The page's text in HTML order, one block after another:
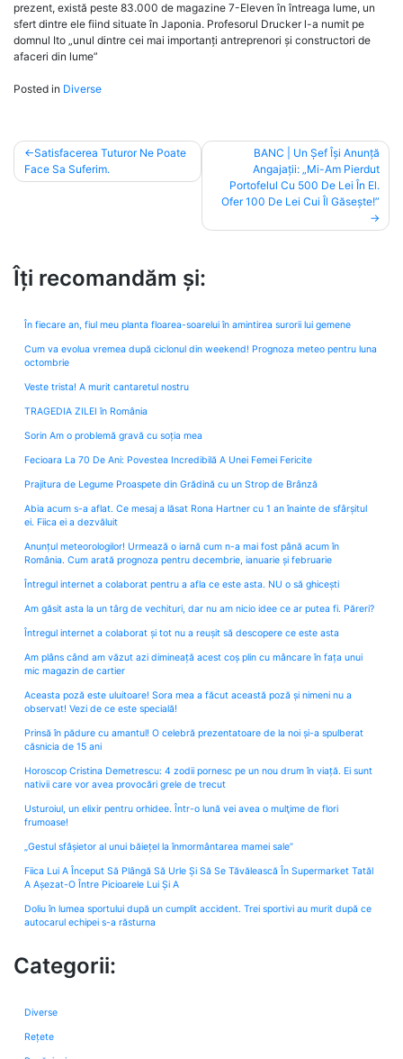
prezent, există peste 83.000 de magazine 7-Eleven în întreaga lume, un
sfert dintre ele fiind situate în Japonia. Profesorul Drucker l-a numit pe
domnul Ito „unul dintre cei mai importanți antreprenori și constructori de
afaceri din lume”
Posted in Diverse
Post
navigation
Satisfacerea Tuturor Ne Poate
Face Sa Suferim.
BANC | Un Șef Își Anunță
Angajații: „Mi-Am Pierdut
Portofelul Cu 500 De Lei În El.
Ofer 100 De Lei Cui Îl Găsește!”
Îți recomandăm și:
În fiecare an, fiul meu planta floarea-soarelui în amintirea surorii lui gemene
Cum va evolua vremea după ciclonul din weekend! Prognoza meteo pentru luna
octombrie
Veste trista! A murit cantaretul nostru
TRAGEDIA ZILEI în România
Sorin Am o problemă gravă cu soția mea
Fecioara La 70 De Ani: Povestea Incredibilă A Unei Femei Fericite
Prajitura de Legume Proaspete din Grădină cu un Strop de Brânză
Abia acum s-a aflat. Ce mesaj a lăsat Rona Hartner cu 1 an înainte de sfârșitul
ei. Fiica ei a dezvăluit
Anunțul meteorologilor! Urmează o iarnă cum n-a mai fost până acum în
România. Cum arată prognoza pentru decembrie, ianuarie și februarie
Întregul internet a colaborat pentru a afla ce este asta. NU o să ghicești
Am găsit asta la un târg de vechituri, dar nu am nicio idee ce ar putea fi. Păreri?
Întregul internet a colaborat și tot nu a reușit să descopere ce este asta
Am plâns când am văzut azi dimineață acest coș plin cu mâncare în fața unui
mic magazin de cartier
Aceasta poză este uluitoare! Sora mea a făcut această poză și nimeni nu a
observat! Vezi de ce este specială!
Prinsă în pădure cu amantul! O celebră prezentatoare de la noi și-a spulberat
căsnicia de 15 ani
Horoscop Cristina Demetrescu: 4 zodii pornesc pe un nou drum în viață. Ei sunt
nativii care vor avea provocări grele de trecut
Usturoiul, un elixir pentru orhidee. Într-o lună vei avea o mulţime de flori
frumoase!
„Gestul sfâșietor al unui băiețel la înmormântarea mamei sale”
Fiica Lui A Început Să Plângă Să Urle Și Să Se Tăvălească În Supermarket Tatăl
A Așezat-O Între Picioarele Lui Și A
Doliu în lumea sportului după un cumplit accident. Trei sportivi au murit după ce
autocarul echipei s-a răsturna
Categorii:
Diverse
Rețete